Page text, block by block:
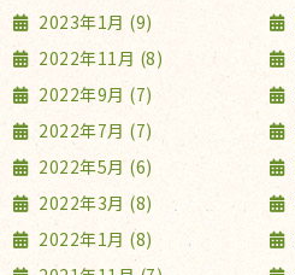
2023年1月 (9)
2022年11月 (8)
2022年9月 (7)
2022年7月 (7)
2022年5月 (6)
2022年3月 (8)
2022年1月 (8)